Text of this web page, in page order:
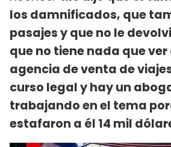
los damnificados, que
pasajes y que no le
que no tiene nada que
agencia de venta de
curso legal y hay un
trabajando en el tema
estafaron a él 14 mil